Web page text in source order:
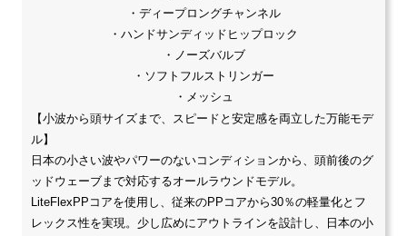
・ディープロングチャンネル
・ハンドサンディッドヒップロック
・ノーズバルブ
・ソフトフルストリンガー
・メッシュ
【小波から頭サイズまで、スピードと安定感を両立した万能モデ
ル】
日本の小さい波やパワーのないコンディションから、頭前後のグ
ッドウェーブまで対応するオールラウンドモデル。
LiteFlexPPコアを使用し、従来のPPコアから30％の軽量化とフ
レックス性を実現。少し広めにアウトラインを設計し、日本の小